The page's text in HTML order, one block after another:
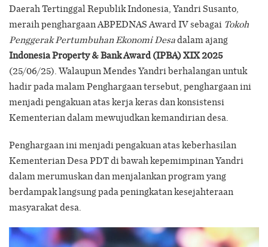
Daerah Tertinggal Republik Indonesia, Yandri Susanto,
meraih penghargaan ABPEDNAS Award IV sebagai Tokoh
Penggerak Pertumbuhan Ekonomi Desadalam ajang
Indonesia Property & Bank Award (IPBA) XIX 2025
(25/06/25). Walaupun Mendes Yandri berhalangan untuk
hadir pada malam Penghargaan tersebut, penghargaan ini
menjadi pengakuan atas kerja keras dan konsistensi
Kementerian dalam mewujudkan kemandirian desa.
Penghargaan ini menjadi pengakuan atas keberhasilan
Kementerian Desa PDT di bawah kepemimpinan Yandri
dalam merumuskan dan menjalankan program yang
berdampak langsung pada peningkatan kesejahteraan
masyarakat desa.